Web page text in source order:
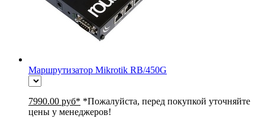
Маршрутизатор Mikrotik RB/450G
7990.00 руб* *Пожалуйста, перед покупкой уточняйте
цены у менеджеров!